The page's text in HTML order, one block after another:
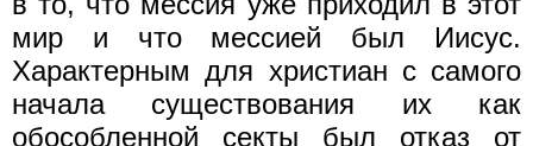
мир и что мессией был Иисус.
Характерным для христиан с самого
начала существования их как
обособленной секты был отказ от